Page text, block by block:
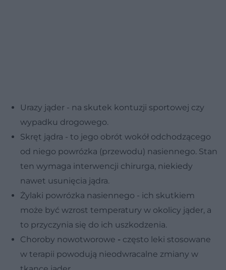
Urazy jąder - na skutek kontuzji sportowej czy
wypadku drogowego.
Skręt jądra - to jego obrót wokół odchodzącego
od niego powrózka (przewodu) nasiennego. Stan
ten wymaga interwencji chirurga, niekiedy
nawet usunięcia jądra.
Żylaki powrózka nasiennego - ich skutkiem
może być wzrost temperatury w okolicy jąder, a
to przyczynia się do ich uszkodzenia.
Choroby nowotworowe - często leki stosowane
w terapii powodują nieodwracalne zmiany w